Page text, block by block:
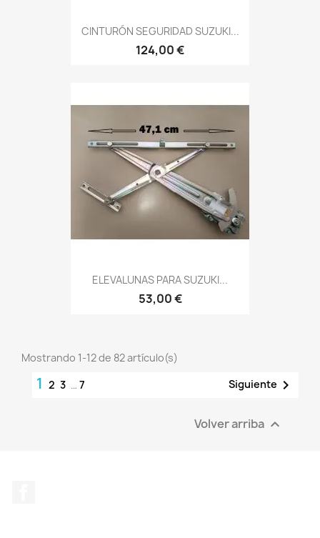
CINTURÓN SEGURIDAD SUZUKI...
124,00 €
ELEVALUNAS PARA SUZUKI...
53,00 €
Mostrando 1-12 de 82 artículo(s)
1 2 3 … 7 Siguiente 
Volver arriba 